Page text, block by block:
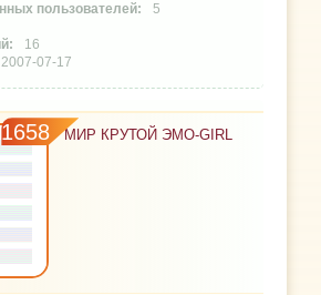
5
16
2007-07-17
1658 МИР КРУТОЙ ЭМО-GIRL